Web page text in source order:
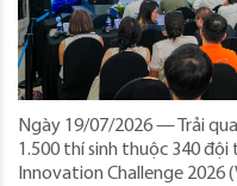
Ngày 19/07/2026 — Trải
1.500 thí sinh thuộc 340 đội
Innovation Challenge 2026